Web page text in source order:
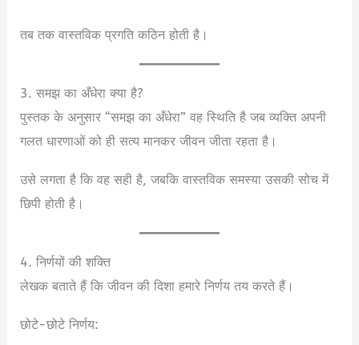
तब तक वास्तविक प्रगति कठिन होती है।
3. समझ का अँधेरा क्या है?
पुस्तक के अनुसार “समझ का अँधेरा” वह स्थिति है जब व्यक्ति अपनी
गलत धारणाओं को ही सत्य मानकर जीवन जीता रहता है।
उसे लगता है कि वह सही है, जबकि वास्तविक समस्या उसकी सोच में
छिपी होती है।
4. निर्णयों की शक्ति
लेखक बताते हैं कि जीवन की दिशा हमारे निर्णय तय करते हैं।
छोटे-छोटे निर्णय: